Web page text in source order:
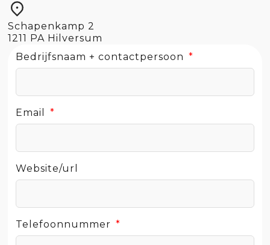
Schapenkamp 2
1211 PA Hilversum
Bedrijfsnaam + contactpersoon
Email
Website/url
Telefoonnummer